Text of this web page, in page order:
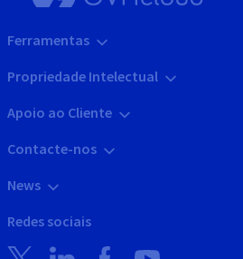
Ferramentas
Propriedade Intelectual
Apoio ao Cliente
Contacte-nos
News
Redes sociais